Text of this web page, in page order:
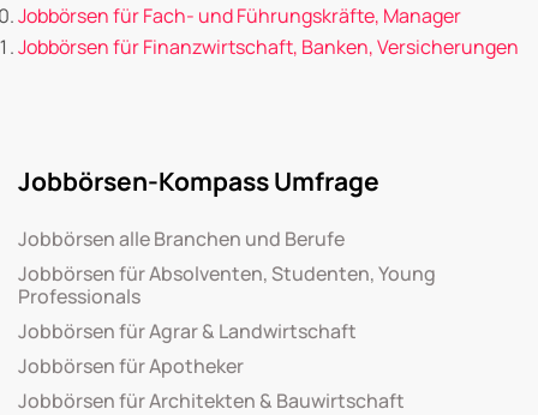
Jobbörsen für Fach- und Führungskräfte, Manager
Jobbörsen für Finanzwirtschaft, Banken, Versicherungen
Jobbörsen-Kompass Umfrage
Jobbörsen alle Branchen und Berufe
Jobbörsen für Absolventen, Studenten, Young
Professionals
Jobbörsen für Agrar & Landwirtschaft
Jobbörsen für Apotheker
Jobbörsen für Architekten & Bauwirtschaft